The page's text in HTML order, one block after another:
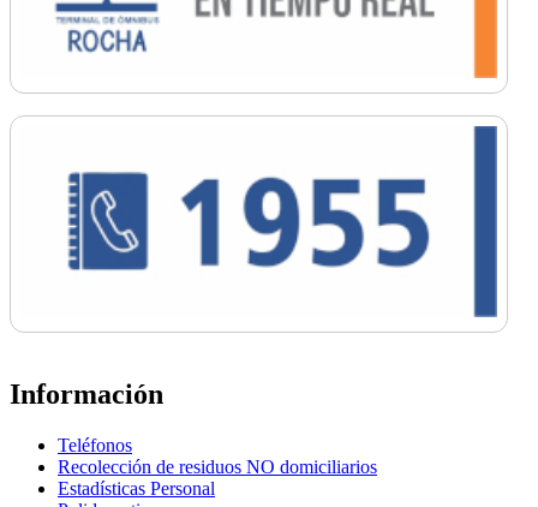
Información
Teléfonos
Recolección de residuos NO domiciliarios
Estadísticas Personal